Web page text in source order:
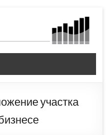
участка